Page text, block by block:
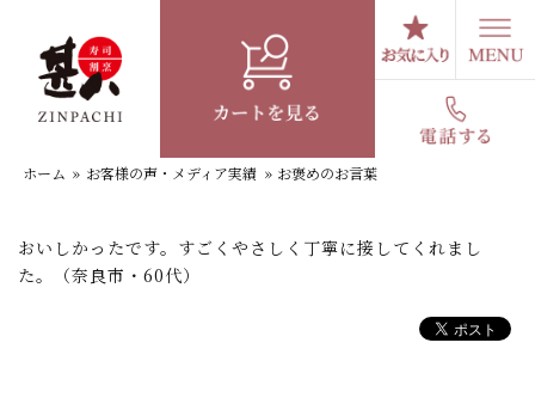
お褒めのお言葉
ホーム » お客様の声・メディア実績 » お褒めのお言葉
おいしかったです。すごくやさしく丁寧に接してくれまし
た。（奈良市・60代）